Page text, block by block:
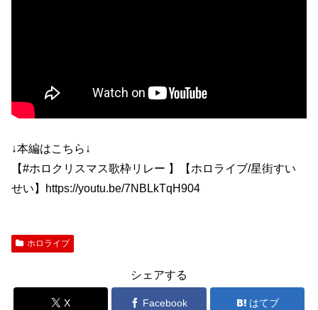
↓本編はこちら↓
【#ホロクリスマス歌枠リレー 】【ホロライブ/星街すい
せい】https://youtu.be/7NBLkTqH904
ホロライブ
シェアする
X Facebook はてブ